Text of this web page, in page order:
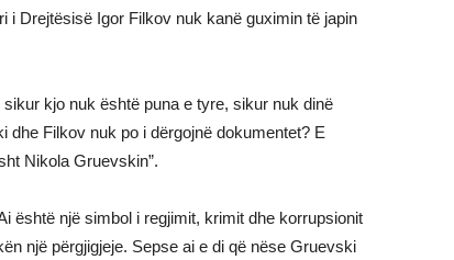
Drejtësisë Igor Filkov nuk kanë guximin të japin
kjo nuk është puna e tyre, sikur nuk dinë
Filkov nuk po i dërgojnë dokumentet? E
Nikola Gruevskin”.
është një simbol i regjimit, krimit dhe korrupsionit
një përgjigjeje. Sepse ai e di që nëse Gruevski